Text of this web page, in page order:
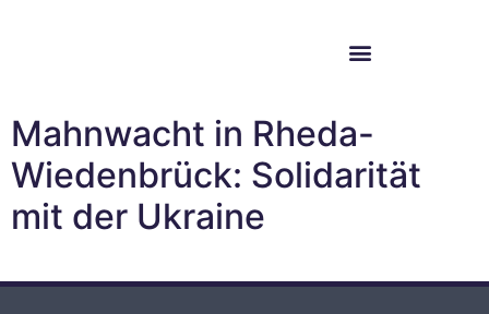
Mahnwacht in Rheda-
Wiedenbrück: Solidarität
mit der Ukraine